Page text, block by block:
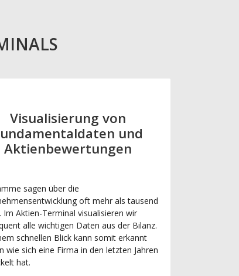
Visualisierung von
und
Aktienbewertungen
sagen über die
oft mehr als tausend
Im Aktien-Terminal visualisieren wir
alle wichtigen Daten aus der Bilanz.
schnellen Blick kann somit erkannt
wie sich eine Firma in den letzten Jahren
hat.